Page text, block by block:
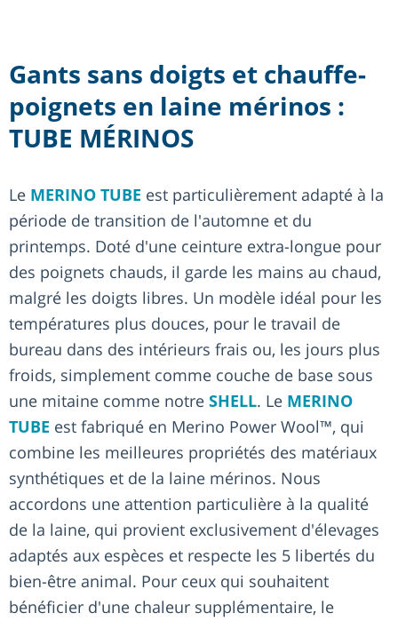
Gants sans doigts et chauffe-
poignets en laine mérinos :
TUBE MÉRINOS
Le MERINO TUBE est particulièrement adapté à la
période de transition de l'automne et du
printemps. Doté d'une ceinture extra-longue pour
des poignets chauds, il garde les mains au chaud,
malgré les doigts libres. Un modèle idéal pour les
températures plus douces, pour le travail de
bureau dans des intérieurs frais ou, les jours plus
froids, simplement comme couche de base sous
une mitaine comme notre SHELL. Le MERINO
TUBE est fabriqué en Merino Power Wool™, qui
combine les meilleures propriétés des matériaux
synthétiques et de la laine mérinos. Nous
accordons une attention particulière à la qualité
de la laine, qui provient exclusivement d'élevages
adaptés aux espèces et respecte les 5 libertés du
bien-être animal. Pour ceux qui souhaitent
bénéficier d'une chaleur supplémentaire, le